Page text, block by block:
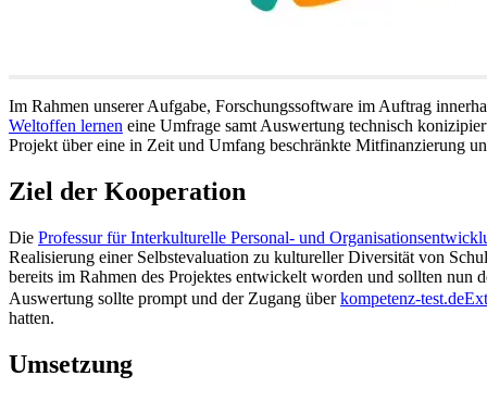
Im Rahmen unserer Aufgabe, Forschungssoftware im Auftrag
Weltoffen lernen eine Umfrage samt Auswertung technisch
Projekt über eine in Zeit und Umfang beschränkte Mitfinanzierung
Ziel der Kooperation
Die Professur für Interkulturelle Personal- und
Realisierung einer Selbstevaluation zu kultureller Diversität von
bereits im Rahmen des Projektes entwickelt worden und sollten
Auswertung sollte prompt und der Zugang überkompetenz-test.de
hatten.
Umsetzung